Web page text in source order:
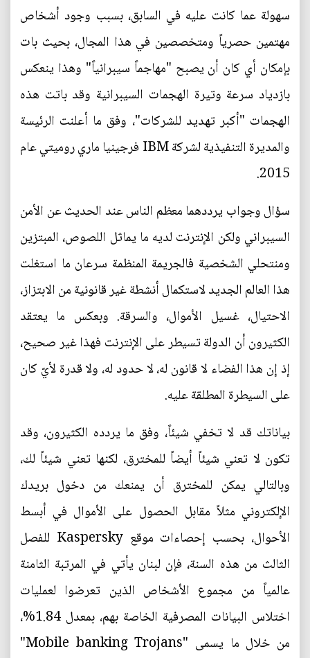
سهولة عما كانت عليه في السابق، بسبب وجود أشخاص
مهتمين حصرياً ومتخصصين في هذا المجال، بحيث بات
بإمكان أي كان أن يصبح "مهاجماً سيبرانياً" وهذا ينعكس
بازدياد سرعة وتيرة الهجمات السيبرانية وقد باتت هذه
الهجمات "أكبر تهديد للشركات"، وفق ما أعلنت الرئيسة
والمديرة التنفيذية لشركة IBM فرجينيا ماري روميتي عام
2015.
سؤال وجواب يرددهما معظم الناس عند الحديث عن الأمن
السيبراني ولكن الإنترنت لديه ما يماثل اللصوص، المبتزين
ومنتحلي الشخصية فالجريمة المنظمة سرعان ما استغلت
هذا العالم الجديد لاستكمال أنشطة غير قانونية من الابتزاز،
الاحتيال، غسيل الأموال، والسرقة. وبعكس ما يعتقد
الكثيرون أن الدولة تسيطر على الإنترنت فهذا غير صحيح،
إذ إن هذا الفضاء لا قانون له، لا حدود له، ولا قدرة لأيّ كان
على السيطرة المطلقة عليه.
بياناتك قد لا تخفي شيئاً، وفق ما يردده الكثيرون، وقد
تكون لا تعني شيئاً أيضاً للمخترق، لكنها تعني شيئاً لك،
وبالتالي يمكن للمخترق أن يمنعك من دخول بريدك
الإلكتروني مثلاً مقابل الحصول على الأموال في أبسط
الأحوال، بحسب إحصاءات موقع Kaspersky للفصل
الثالث من هذه السنة، فإن لبنان يأتي في المرتبة الثامنة
عالمياً من مجموع الأشخاص الذين تعرضوا لعمليات
اختلاس البيانات المصرفية الخاصة بهم، بمعدل 1.84%،
من خلال ما يسمى "Mobile banking Trojans"